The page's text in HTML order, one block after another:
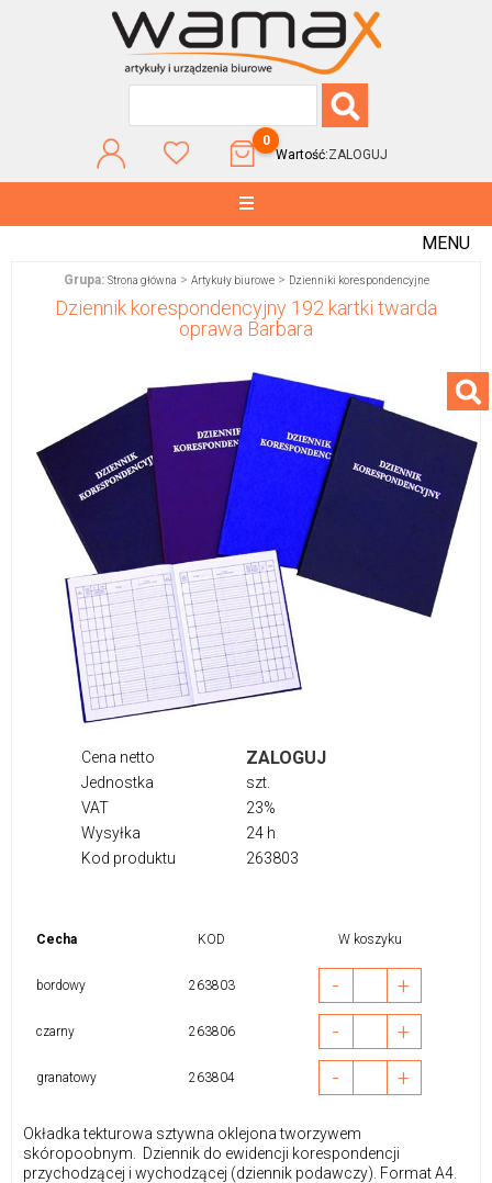
0
Wartość:ZALOGUJ
MENU
Grupa: Strona główna > Artykuły biurowe> Dzienniki korespondencyjne
Dziennik korespondencyjny 192 kartki twarda
oprawa Barbara
Cena netto ZALOGUJ
Jednostka
szt.
VAT
23%
Wysyłka
24 h
Kod produktu
263803
Cecha KOD W koszyku
bordowy 263803 - +
czarny 263806 - +
granatowy 263804 - +
Okładka tekturowa sztywna oklejona tworzywem
skóropoobnym. Dziennik do ewidencji korespondencji
przychodzącej i wychodzącej (dziennik podawczy). Format A4.